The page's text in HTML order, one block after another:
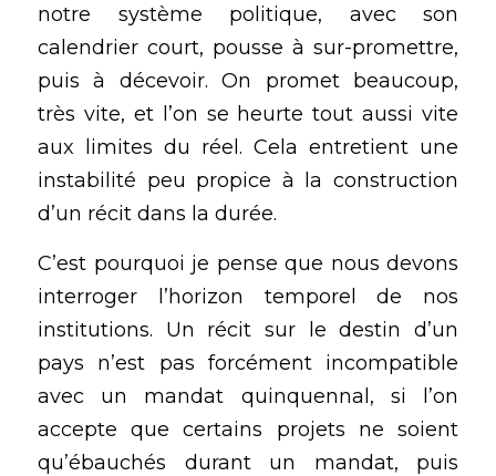
notre système politique, avec son
calendrier court, pousse à sur-promettre,
puis à décevoir. On promet beaucoup,
très vite, et l’on se heurte tout aussi vite
aux limites du réel. Cela entretient une
instabilité peu propice à la construction
d’un récit dans la durée.
C’est pourquoi je pense que nous devons
interroger l’horizon temporel de nos
institutions. Un récit sur le destin d’un
pays n’est pas forcément incompatible
avec un mandat quinquennal, si l’on
accepte que certains projets ne soient
qu’ébauchés durant un mandat, puis